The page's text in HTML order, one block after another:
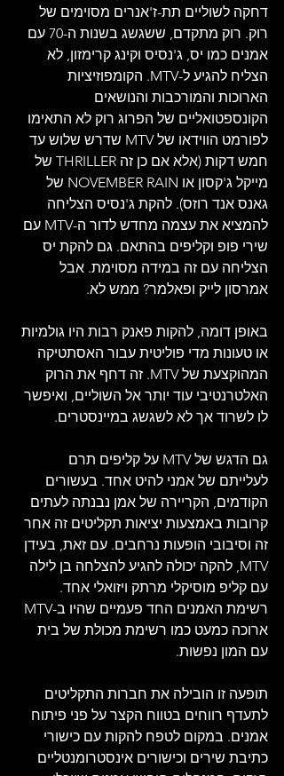
דחקה לשוליים תת-ז'אנרים מסוימים של
רוק. רוק מתקדם, ששגשג בשנות ה-70 עם
אמנים כמו יס, ג'נסיס וקינג קרימזון, לא
הצליח להגיע ל-MTV. הקומפוזיציות
הארוכות והמורכבות והנושאים
הקונספטואליים של הפרוג רוק לא התאימו
לפורמט הווידאו של MTV שדרש שלוש עד
חמש דקות (אלא אם כן זה THRILLER של
מייקל ג'קסון או NOVEMBER RAIN של
גאנס אנד רוזס). להקת ג'נסיס הצליחה
להמציא את עצמה מחדש לדור ה-MTV עם
שירי פופ וקליפים בהתאם. גם להקת יס
הצליחה עם זה במידה מסוימת. אבל
אמרסון לייק ופאלמר? ממש לא.
באופן דומה, להקות פאנק רבות היו גולמיות
או טעונות מדי פוליטית עבור האסתטיקה
המהוקצעת של MTV. זה דחף את הרוק
האלטרנטיבי עוד יותר אל השוליים, ואיפשר
לו לשרוד אך לא לשגשג במיינסטרים.
גם הדגש של MTV על קליפים תרם
לעלייתם של אמני להיט אחד. בעשורים
הקודמים, הקריירה של אמן נבנתה לעתים
קרובות באמצעות יציאות תקליטים זה אחר
זה וסיבובי הופעות נרחבים. עם זאת, בעידן
MTV, להקה יכולה להגיע להצלחה בן לילה
עם קליפ מוסיקלי מרתק ויזואלי אחד.
ארוכה כמעט כמו רשימת מכולת של בית
עם המון נפשות.
תופעה זו הובילה את חברות התקליטים
לתעדף רווחים בטווח הקצר על פני פיתוח
אמנים. במקום לטפח להקות עם כישורי
כתיבת שירים וכישורים אינסטרומנטליים